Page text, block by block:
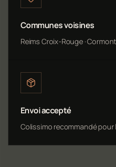
Communes voisines
Reims Croix-Rouge ·
Envoi accepté
Colissimo recommandé